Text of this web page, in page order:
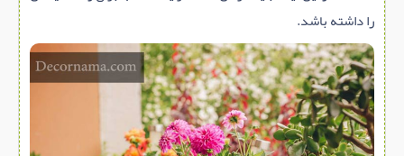
را داشته باشد.